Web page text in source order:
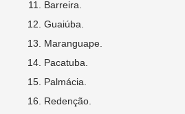
Barreira.
Guaiúba.
Maranguape.
Pacatuba.
Palmácia.
Redenção.